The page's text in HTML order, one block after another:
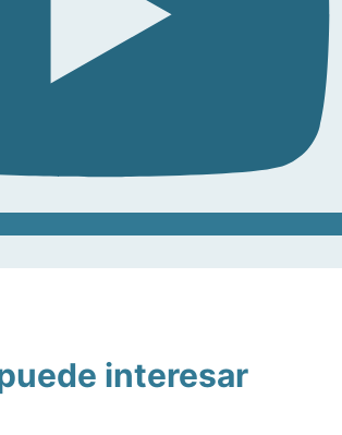
interesar